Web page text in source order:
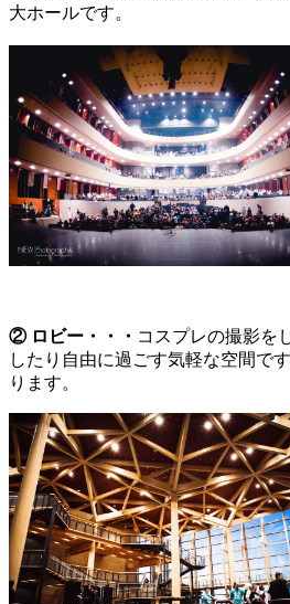
大ホールです。
② ロビー・・・ コスプレの撮影を
したり自由に過ごす気軽な空間で
ります。